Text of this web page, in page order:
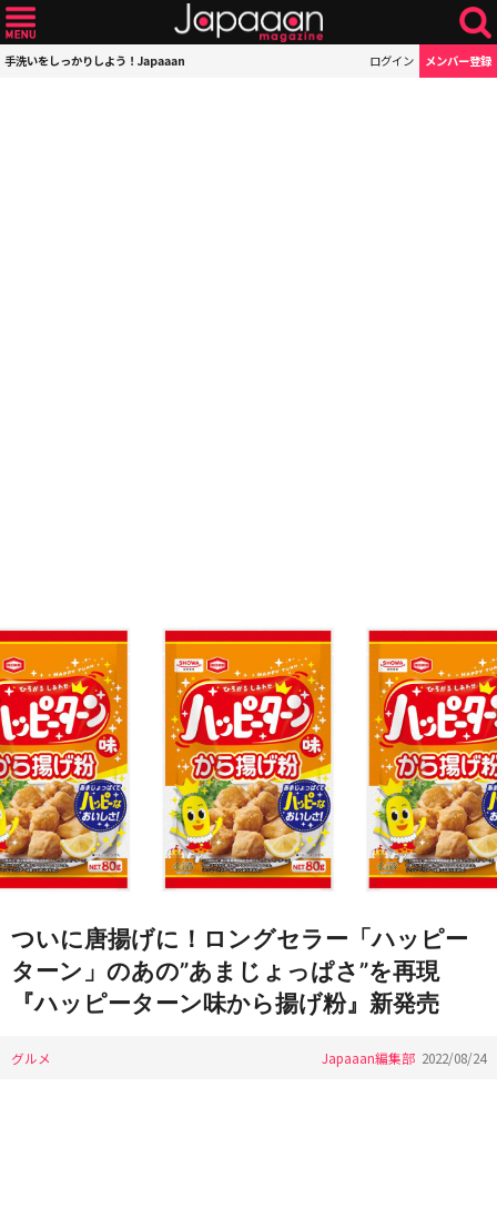
手洗いをしっかりしよう！Japaaan ログイン メンバー登録
ついに唐揚げに！ロングセラー「ハッピー
ターン」のあの”あまじょっぱさ”を再現
『ハッピーターン味から揚げ粉』新発売
グルメ Japaaan編集部 2022/08/24